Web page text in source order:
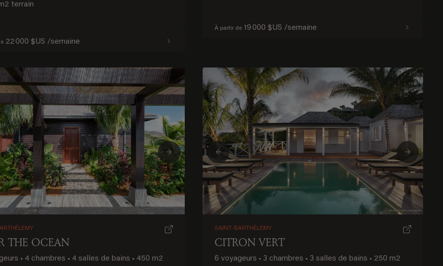
Previous Next
SAINT-BARTHÉLEMY
CITRON VERT
6 voyageurs • 3 chambres • 3 salles de bains • 250 m2
À partir de 19 000 $US /semaine
Next
THE OCEAN
• 4 chambres • 4 salles de bains • 450 m2
terrain
22 000 $US /semaine